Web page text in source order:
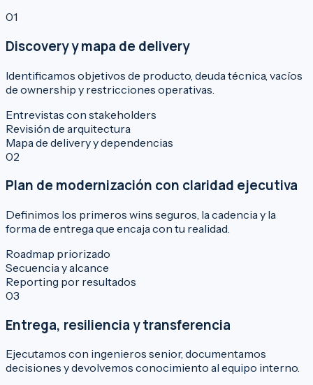
01
Discovery y mapa de delivery
Identificamos objetivos de producto, deuda técnica, vacíos
de ownership y restricciones operativas.
Entrevistas con stakeholders
Revisión de arquitectura
Mapa de delivery y dependencias
02
Plan de modernización con claridad ejecutiva
Definimos los primeros wins seguros, la cadencia y la
forma de entrega que encaja con tu realidad.
Roadmap priorizado
Secuencia y alcance
Reporting por resultados
03
Entrega, resiliencia y transferencia
Ejecutamos con ingenieros senior, documentamos
decisiones y devolvemos conocimiento al equipo interno.